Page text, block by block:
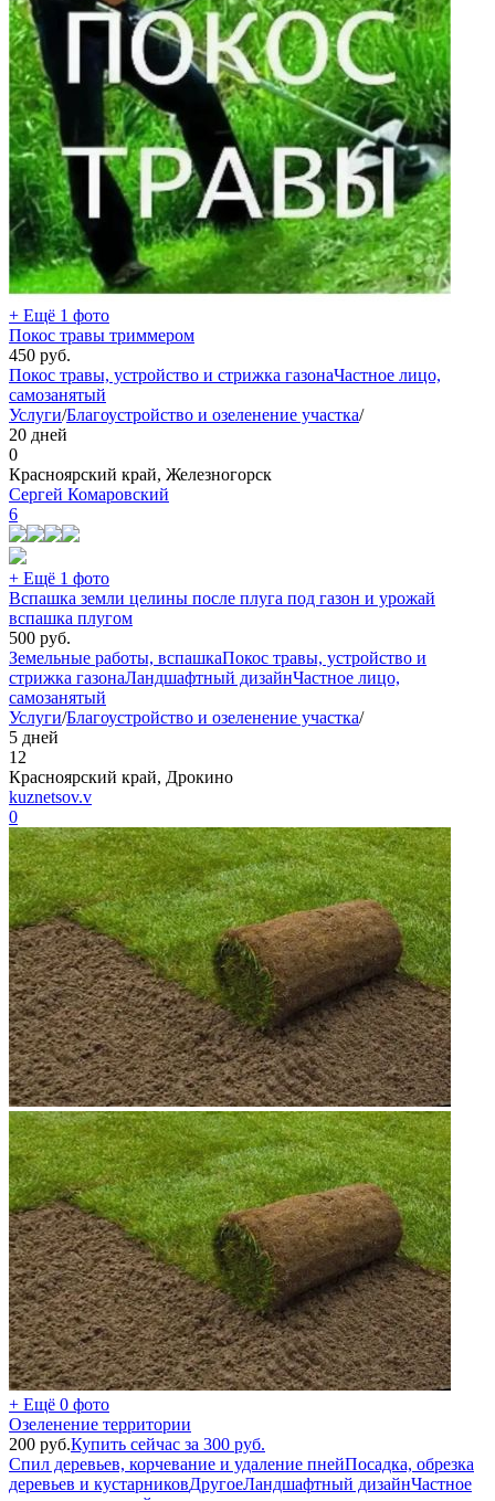
+ Ещё 1 фото
Покос травы триммером
450 руб.
Покос травы, устройство и стрижка газонаЧастное лицо,
самозанятый
Услуги/Благоустройство и озеленение участка/
20 дней
0
Красноярский край, Железногорск
Сергей Комаровский
6
+ Ещё 1 фото
Вспашка земли целины после плуга под газон и урожай
вспашка плугом
500 руб.
Земельные работы, вспашкаПокос травы, устройство и
стрижка газонаЛандшафтный дизайнЧастное лицо,
самозанятый
Услуги/Благоустройство и озеленение участка/
5 дней
12
Красноярский край, Дрокино
kuznetsov.v
0
+ Ещё 0 фото
Озеленение территории
200 руб.Купить сейчас за 300 руб.
Спил деревьев, корчевание и удаление пнейПосадка, обрезка
деревьев и кустарниковДругоеЛандшафтный дизайнЧастное